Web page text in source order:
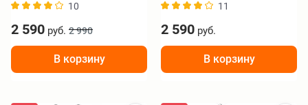
10
2 590 руб. 2 990
В корзину
11
2 590 руб.
В корзину